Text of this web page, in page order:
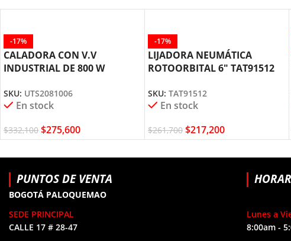
-17%
CALADORA CON V.V
INDUSTRIAL DE 800 W
SKU: UTS2081006
En stock
$332,100 $275,600
-17%
LIJADORA NEUMÁTICA
ROTOORBITAL 6″ TAT91512
SKU: TAT91512
En stock
$261,700 $217,200
PUNTOS DE VENTA
BOGOTÁ PALOQUEMAO
SEDE PRINCIPAL
CALLE 17 # 28-47
Lunes a
8:00am -